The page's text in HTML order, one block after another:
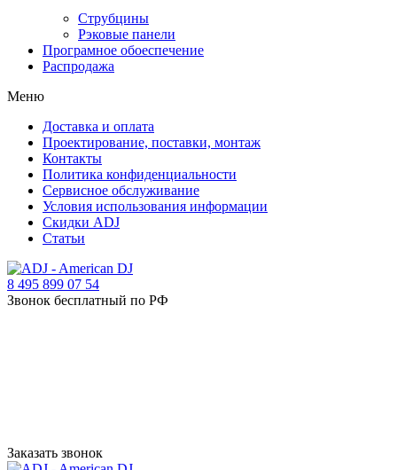
Струбцины
Рэковые панели
Програмное обоеспечение
Распродажа
Меню
Доставка и оплата
Проектирование, поставки, монтаж
Контакты
Политика конфиденциальности
Сервисное обслуживание
Условия использования информации
Скидки ADJ
Статьи
8 495 899 07 54
Звонок бесплатный по РФ
Заказать звонок